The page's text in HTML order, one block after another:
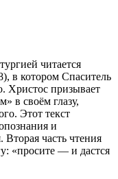
читается
в котором Спаситель
Христос призывает
в своём глазу,
Этот текст
и
часть чтения
«просите — и дастся